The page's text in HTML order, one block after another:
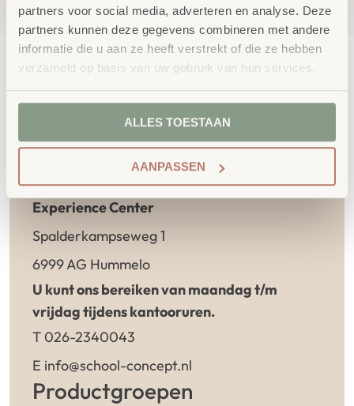
partners voor social media, adverteren en analyse. Deze
partners kunnen deze gegevens combineren met andere
informatie die u aan ze heeft verstrekt of die ze hebben
verzameld op basis van uw gebruik van hun services.
ALLES TOESTAAN
AANPASSEN
Contact
Experience Center
Spalderkampseweg 1
6999 AG Hummelo
U kunt ons bereiken van maandag t/m
vrijdag tijdens kantooruren.
T 026-2340043
E info@school-concept.nl
Productgroepen